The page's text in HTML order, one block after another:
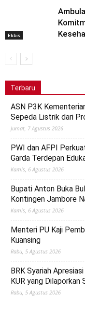
Ekbis
Terbaru
ASN P3K
Sepeda Listrik dari
Jumat, 7 Agustus 2026
PWI dan AFPI
Garda Terdepan
Kamis, 6 Agustus 2026
Bupati Anton Buka
Kontingen Jambore
Kamis, 6 Agustus 2026
Menteri PU Kaji
Kuansing
Rabu, 5 Agustus 2026
BRK Syariah
KUR yang Dilaporkan
Rabu, 5 Agustus 2026